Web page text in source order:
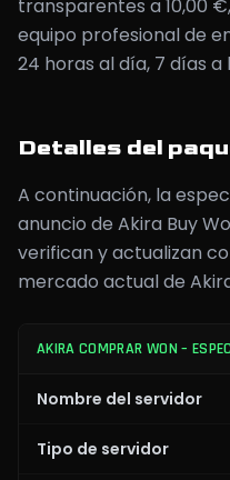
transparentes a 10,00
equipo profesional de
24 horas al día, 7 días a
Detalles del
A continuación, la
anuncio de Akira Buy
verifican y actualizan
mercado actual de
AKIRA COMPRAR WON –
Nombre del servidor
Tipo de servidor